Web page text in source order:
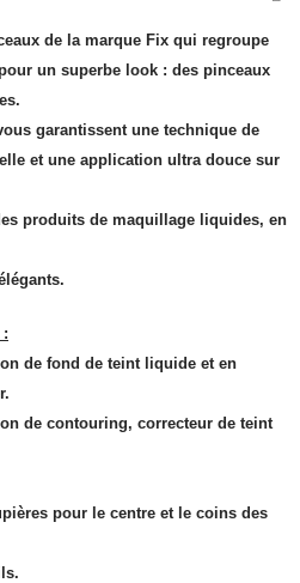
de la marque Fix qui regroupe
un superbe look : des pinceaux
garantissent une technique de
et une application ultra douce sur
produits de maquillage liquides, en
:
de fond de teint liquide et en
de contouring, correcteur de teint
pour le centre et le coins des